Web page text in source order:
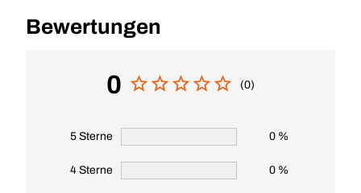
Bewertungen
0 (0)
5 Sterne 0 %
4 Sterne 0 %